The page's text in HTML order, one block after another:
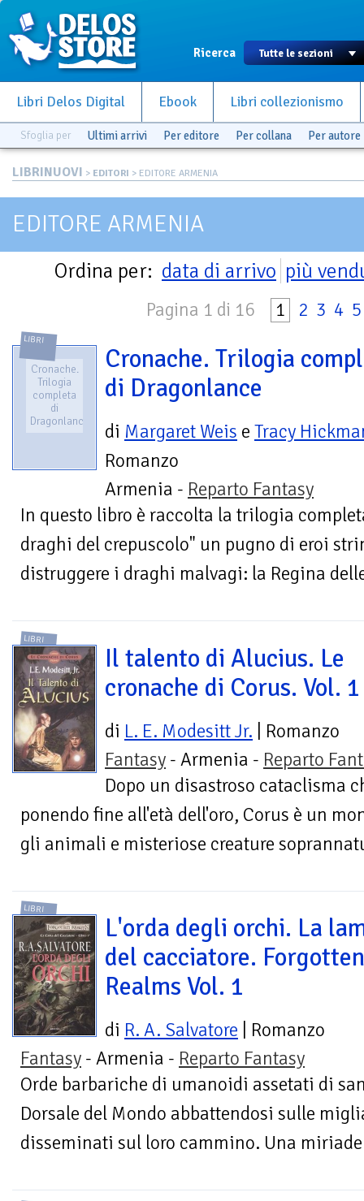
Ricerca
Libri Delos Digital Ebook Libri collezionismo
Sfoglia per Ultimi arrivi Per editore Per collana Per autore
LIBRINUOVI > EDITORI > EDITORE ARMENIA
EDITORE ARMENIA
Ordina per: data di arrivo più
Pagina 1 di 16 1 2 3 4 5
LIBRI
Cronache.
Trilogia
completa
di
Dragonlance
Cronache. Trilogia
di Dragonlance
di Margaret Weis e Tracy
Romanzo
Armenia - Reparto Fantasy
In questo libro è raccolta la trilogia
draghi del crepuscolo" un pugno di eroi
distruggere i draghi malvagi: la Regina
LIBRI
Il talento di Alucius. Le
cronache di Corus. Vol. 1
di L. E. Modesitt Jr. | Romanzo
Fantasy - Armenia - Reparto
Dopo un disastroso cataclisma
ponendo fine all'età dell'oro, Corus è un
gli animali e misteriose creature
LIBRI
L'orda degli orchi. La
del cacciatore. Forgotten
Realms Vol. 1
di R. A. Salvatore | Romanzo
Fantasy - Armenia - Reparto Fantasy
Orde barbariche di umanoidi assetati di
Dorsale del Mondo abbattendosi sulle
disseminati sul loro cammino. Una